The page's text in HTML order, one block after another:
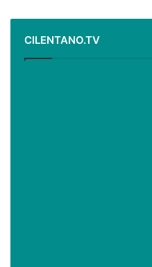
CILENTANO.TV